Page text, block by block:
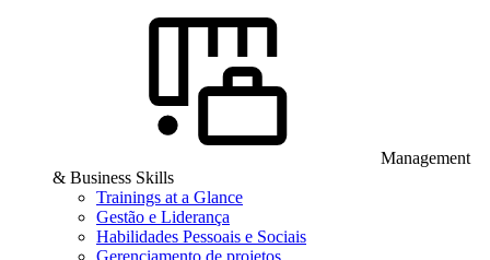
Management
& Business Skills
Trainings at a Glance
Gestão e Liderança
Habilidades Pessoais e Sociais
Gerenciamento de projetos